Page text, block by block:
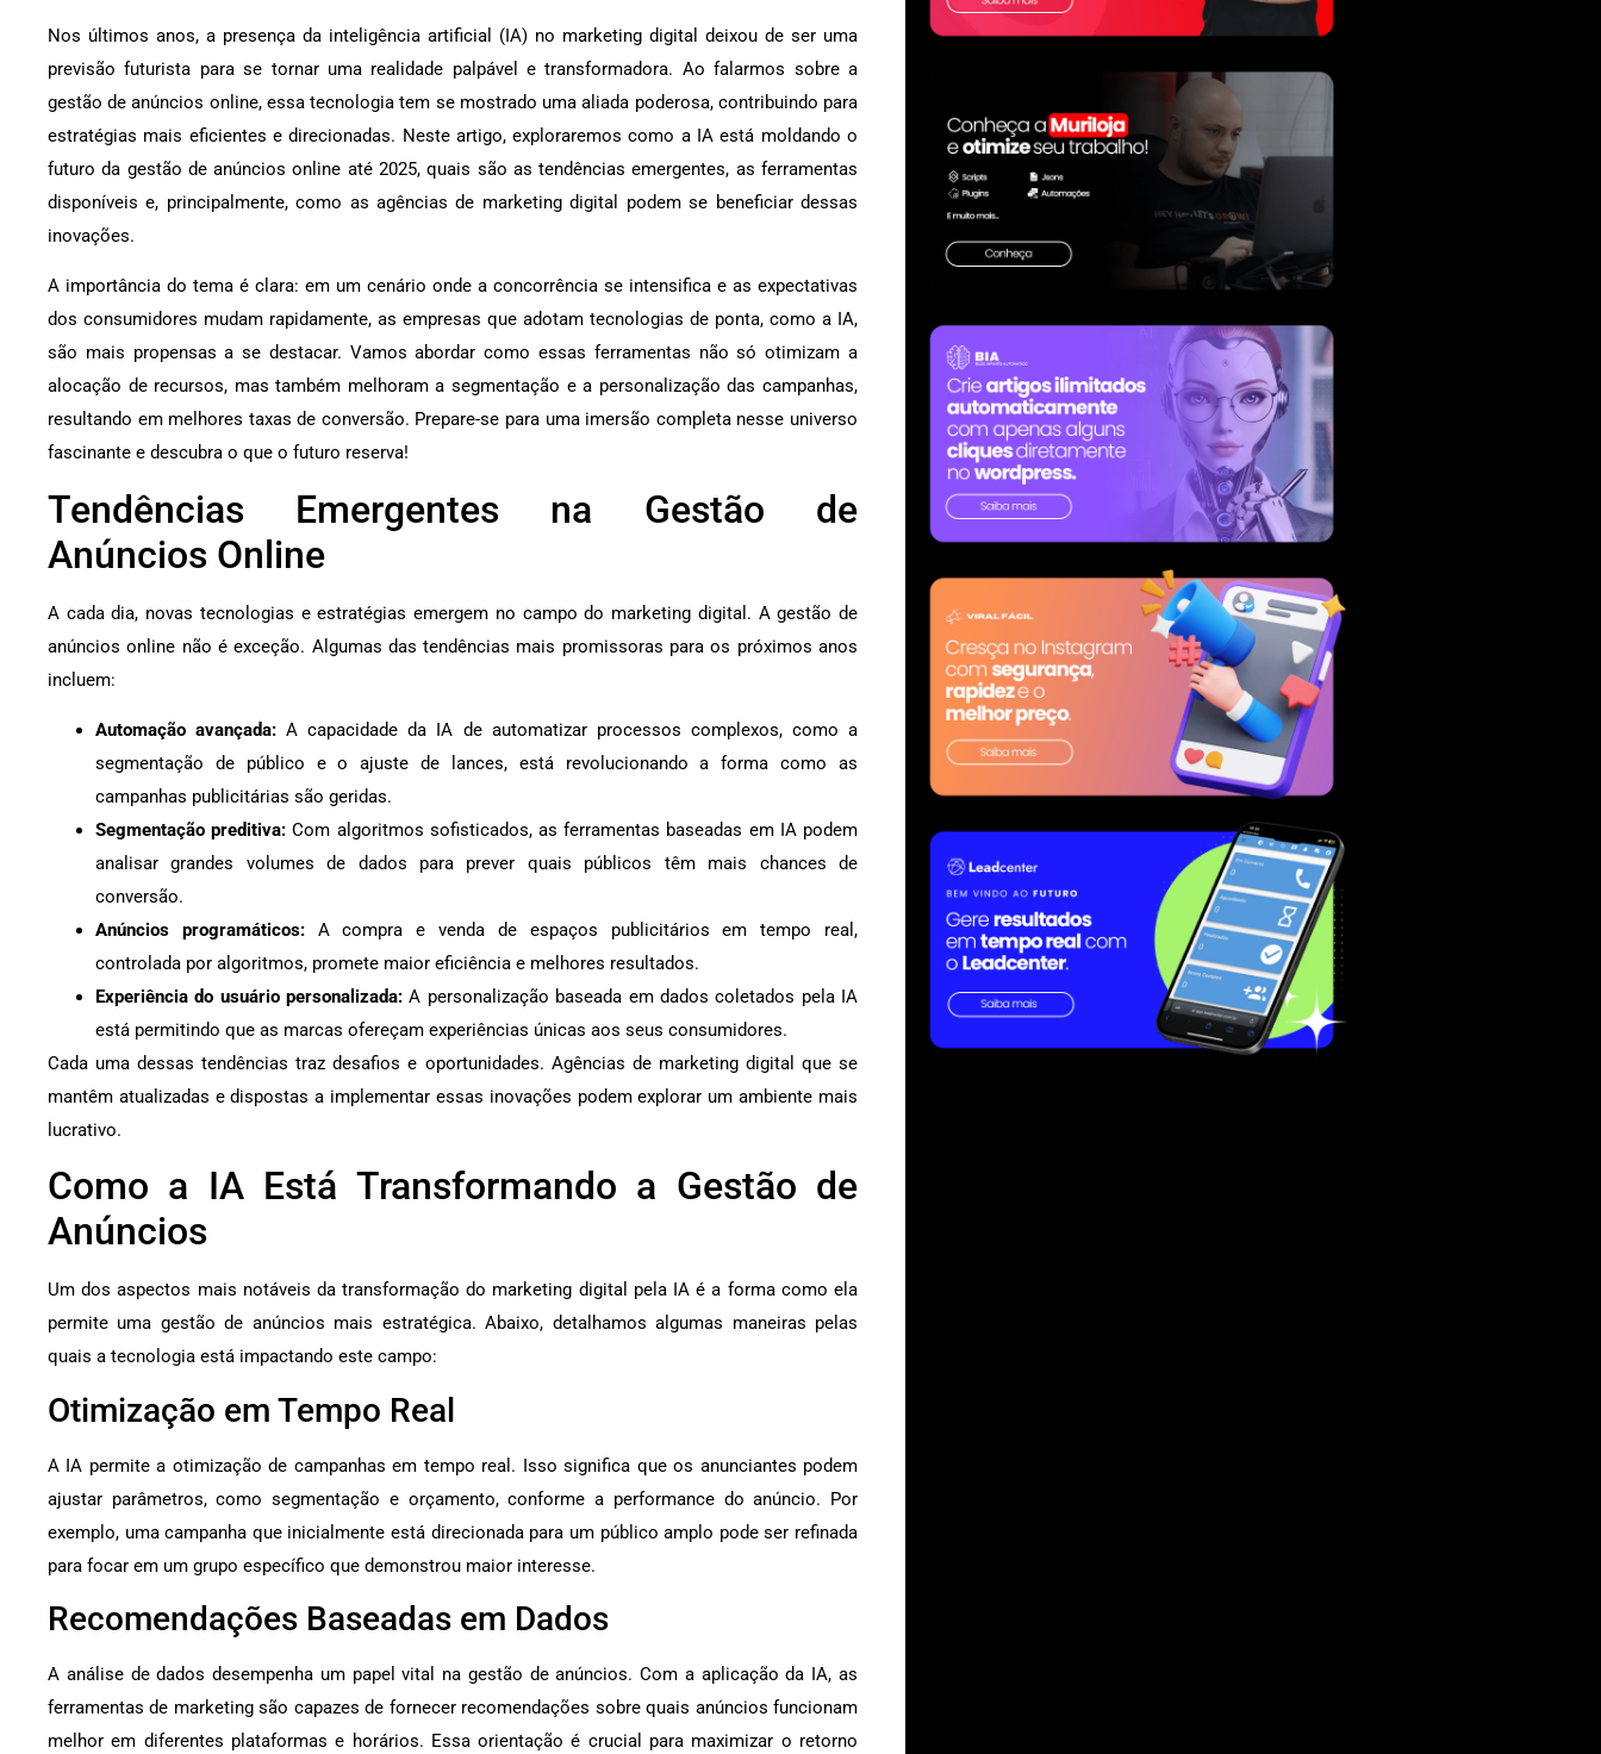
Nos últimos anos, a presença da inteligência artificial (IA) no marketing digital deixou de ser uma
previsão futurista para se tornar uma realidade palpável e transformadora. Ao falarmos sobre a
gestão de anúncios online, essa tecnologia tem se mostrado uma aliada poderosa, contribuindo para
estratégias mais eficientes e direcionadas. Neste artigo, exploraremos como a IA está moldando o
futuro da gestão de anúncios online até 2025, quais são as tendências emergentes, as ferramentas
disponíveis e, principalmente, como as agências de marketing digital podem se beneficiar dessas
inovações.
A importância do tema é clara: em um cenário onde a concorrência se intensifica e as expectativas
dos consumidores mudam rapidamente, as empresas que adotam tecnologias de ponta, como a IA,
são mais propensas a se destacar. Vamos abordar como essas ferramentas não só otimizam a
alocação de recursos, mas também melhoram a segmentação e a personalização das campanhas,
resultando em melhores taxas de conversão. Prepare-se para uma imersão completa nesse universo
fascinante e descubra o que o futuro reserva!
Tendências Emergentes na Gestão de
Anúncios Online
A cada dia, novas tecnologias e estratégias emergem no campo do marketing digital. A gestão de
anúncios online não é exceção. Algumas das tendências mais promissoras para os próximos anos
incluem:
Automação avançada: A capacidade da IA de automatizar processos complexos, como a
segmentação de público e o ajuste de lances, está revolucionando a forma como as
campanhas publicitárias são geridas.
Segmentação preditiva: Com algoritmos sofisticados, as ferramentas baseadas em IA podem
analisar grandes volumes de dados para prever quais públicos têm mais chances de
conversão.
Anúncios programáticos:A compra e venda de espaços publicitários em tempo real,
controlada por algoritmos, promete maior eficiência e melhores resultados.
Experiência do usuário personalizada: A personalização baseada em dados coletados pela IA
está permitindo que as marcas ofereçam experiências únicas aos seus consumidores.
Cada uma dessas tendências traz desafios e oportunidades. Agências de marketing digital que se
mantêm atualizadas e dispostas a implementar essas inovações podem explorar um ambiente mais
lucrativo.
Como a IA Está Transformando a Gestão de
Anúncios
Um dos aspectos mais notáveis da transformação do marketing digital pela IA é a forma como ela
permite uma gestão de anúncios mais estratégica. Abaixo, detalhamos algumas maneiras pelas
quais a tecnologia está impactando este campo:
Otimização em Tempo Real
A IA permite a otimização de campanhas em tempo real. Isso significa que os anunciantes podem
ajustar parâmetros, como segmentação e orçamento, conforme a performance do anúncio. Por
exemplo, uma campanha que inicialmente está direcionada para um público amplo pode ser refinada
para focar em um grupo específico que demonstrou maior interesse.
Recomendações Baseadas em Dados
A análise de dados desempenha um papel vital na gestão de anúncios. Com a aplicação da IA, as
ferramentas de marketing são capazes de fornecer recomendações sobre quais anúncios funcionam
melhor em diferentes plataformas e horários. Essa orientação é crucial para maximizar o retorno